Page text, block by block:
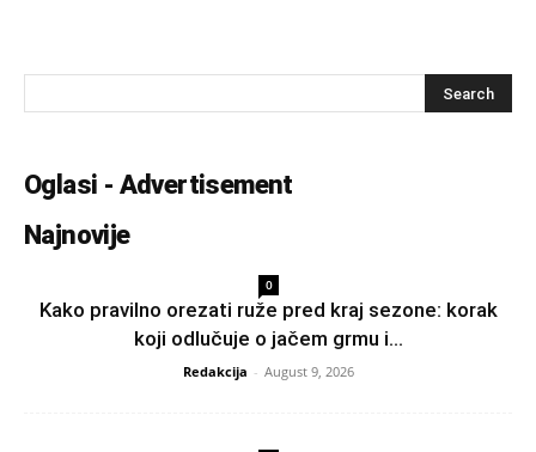
Oglasi - Advertisement
Najnovije
0
Kako pravilno orezati ruže pred kraj sezone: korak
koji odlučuje o jačem grmu i...
Redakcija - August 9, 2026